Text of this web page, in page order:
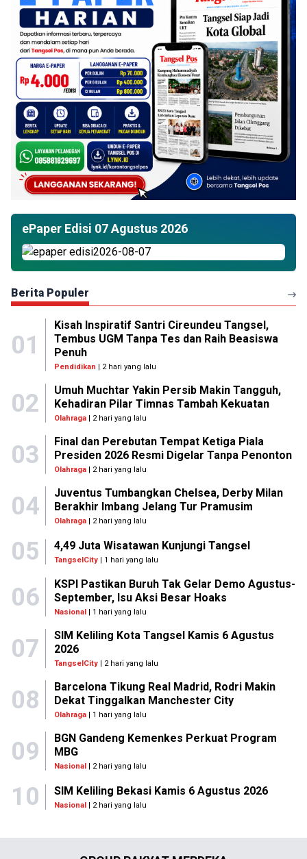
ePaper Edisi 07 Agustus 2026
Berita Populer
01
Kisah Inspiratif Santri Cireundeu Tangsel,
Tembus UGM Tanpa Tes dan Raih Beasiswa
Penuh
Pendidikan | 2 hari yang lalu
02
Umuh Muchtar Yakin Persib Makin Tangguh,
Kehadiran Pilar Timnas Tambah Kekuatan
Olahraga| 2 hari yang lalu
03
Final dan Perebutan Tempat Ketiga Piala
Presiden 2026 Resmi Digelar Tanpa Penonton
Olahraga| 2 hari yang lalu
04
Juventus Tumbangkan Chelsea, Derby Milan
Berakhir Imbang Jelang Tur Pramusim
Olahraga| 2 hari yang lalu
05 4,49 Juta Wisatawan Kunjungi Tangsel
TangselCity | 1 hari yang lalu
06
KSPI Pastikan Buruh Tak Gelar Demo Agustus-
September, Isu Aksi Besar Hoaks
Nasional| 1 hari yang lalu
07
SIM Keliling Kota Tangsel Kamis 6 Agustus
2026
TangselCity| 2 hari yang lalu
08
Barcelona Tikung Real Madrid, Rodri Makin
Dekat Tinggalkan Manchester City
Olahraga| 1 hari yang lalu
09
BGN Gandeng Kemenkes Perkuat Program
MBG
Nasional| 2 hari yang lalu
10 SIM Keliling Bekasi Kamis 6 Agustus 2026
Nasional | 2 hari yang lalu